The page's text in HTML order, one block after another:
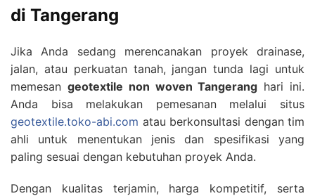
di Tangerang
Jika Anda sedang merencanakan proyek drainase,
jalan, atau perkuatan tanah, jangan tunda lagi untuk
memesan geotextile non woven Tangerang hari ini.
Anda bisa melakukan pemesanan melalui situs
geotextile.toko-abi.com atau berkonsultasi dengan tim
ahli untuk menentukan jenis dan spesifikasi yang
paling sesuai dengan kebutuhan proyek Anda.
Dengan kualitas terjamin, harga kompetitif, serta